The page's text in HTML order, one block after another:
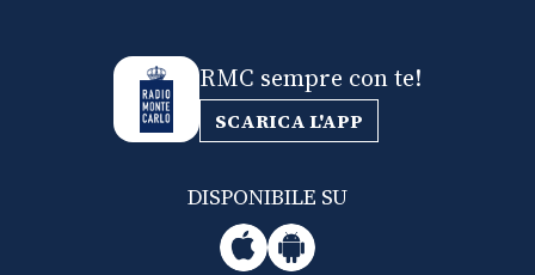
RMC sempre con te!
SCARICA L'APP
DISPONIBILE SU